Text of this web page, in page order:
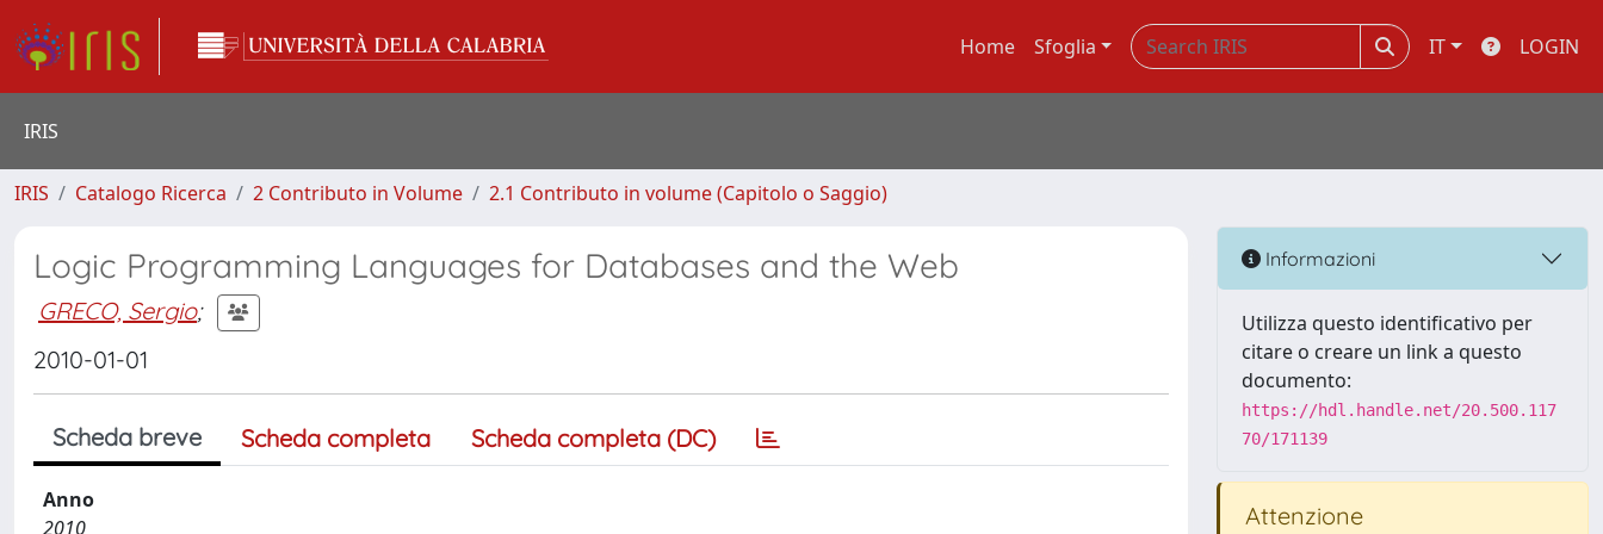
Home Sfoglia IT LOGIN
IRIS
IRIS Catalogo Ricerca 2 Contributo in Volume 2.1 Contributo in volume (Capitolo o Saggio)
Logic Programming Languages for Databases and the Web
GRECO, Sergio;
2010-01-01
Scheda breve Scheda completa Scheda completa (DC)
Anno
2010
Informazioni
Utilizza questo identificativo per
citare o creare un link a questo
documento:
https://hdl.handle.net/20.500.117
70/171139
Attenzione